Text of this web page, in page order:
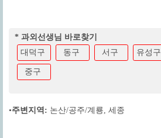
* 과외선생님 바로찾기
대덕구
동구 서구 유성구
중구
•주변지역: 논산/공주/계룡, 세종